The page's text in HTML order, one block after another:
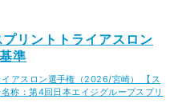
リントトライアスロン
準
アスロン選手権（2026/宮崎） 【ス
称：第4回日本エイジグループスプリ